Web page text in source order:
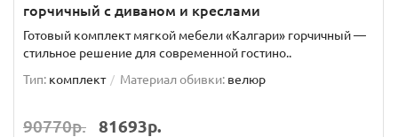
горчичный с диваном и креслами
Готовый комплект мягкой мебели «Калгари» горчичный —
стильное решение для современной гостино..
Тип: комплект Материал обивки: велюр
90770р. 81693р.